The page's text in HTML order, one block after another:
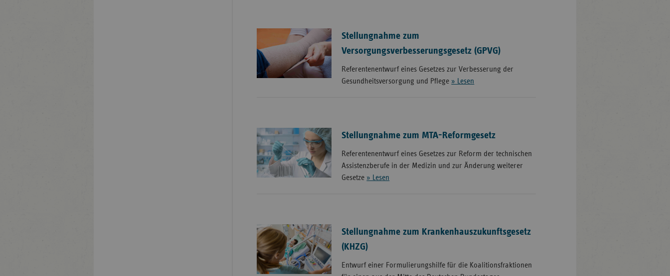
Stellungnahme zum
Versorgungsverbesserungsgesetz (GPVG)
Referentenentwurf eines Gesetzes zur Verbesserung der
Gesundheitsversorgung und Pflege » Lesen
Stellungnahme zum MTA-Reformgesetz
Referentenentwurf eines Gesetzes zur Reform der technischen
Assistenzberufe in der Medizin und zur Änderung weiterer
Gesetze » Lesen
Stellungnahme zum Krankenhauszukunftsgesetz
(KHZG)
Entwurf einer Formulierungshilfe für die Koalitionsfraktionen